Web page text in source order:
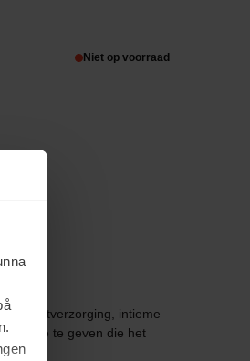
Niet op voorraad
en voetverzorging, intieme
liefde te geven die het